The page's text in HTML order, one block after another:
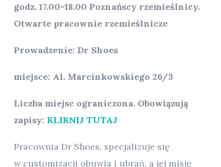
godz. 17.00-18.00 Poznańscy rzemieślnicy.
Otwarte pracownie rzemieślnicze
Prowadzenie: Dr Shoes
miejsce: Al. Marcinkowskiego 26/3
Liczba miejsc ograniczona. Obowiązują
zapisy: KLIKNIJ TUTAJ
Pracownia Dr Shoes, specjalizuje się
w customizacji obuwia i ubrań, a jej misję